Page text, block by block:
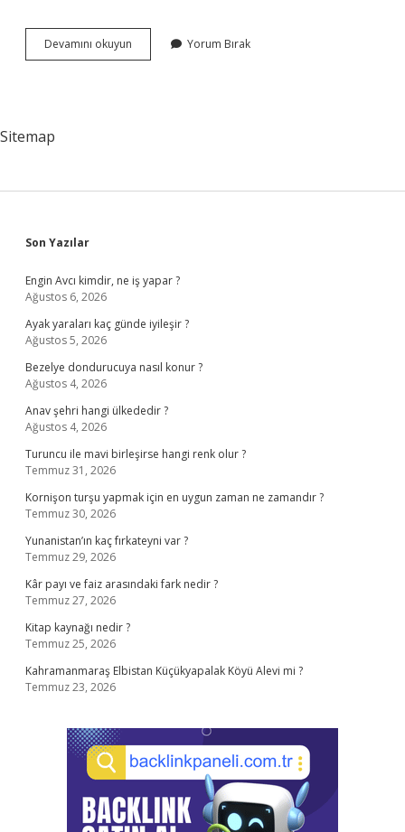
Devamını okuyun Pakistan
Güçlü
Yorum Bırak
Sitemap
Sidebar
Son Yazılar
Engin Avcı kimdir, ne iş yapar ?
Ağustos 6, 2026
Ayak yaraları kaç günde iyileşir ?
Ağustos 5, 2026
Bezelye dondurucuya nasıl konur ?
Ağustos 4, 2026
Anav şehri hangi ülkededir ?
Ağustos 4, 2026
Turuncu ile mavi birleşirse hangi renk olur ?
Temmuz 31, 2026
Kornişon turşu yapmak için en uygun zaman ne zamandır ?
Temmuz 30, 2026
Yunanistan’ın kaç fırkateyni var ?
Temmuz 29, 2026
Kâr payı ve faiz arasındaki fark nedir ?
Temmuz 27, 2026
Kitap kaynağı nedir ?
Temmuz 25, 2026
Kahramanmaraş Elbistan Küçükyapalak Köyü Alevi mi ?
Temmuz 23, 2026